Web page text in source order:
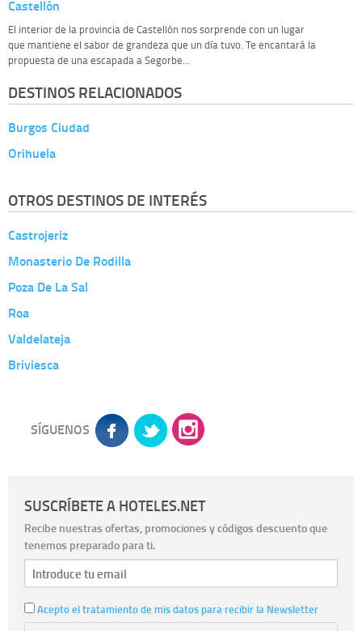
Castellón
El interior de la provincia de Castellón nos sorprende con un lugar
que mantiene el sabor de grandeza que un día tuvo. Te encantará la
propuesta de una escapada a Segorbe...
DESTINOS RELACIONADOS
Burgos Ciudad
Orihuela
OTROS DESTINOS DE INTERÉS
Castrojeriz
Monasterio De Rodilla
Poza De La Sal
Roa
Valdelateja
Briviesca
SÍGUENOS
SUSCRÍBETE A HOTELES.NET
Recibe nuestras ofertas, promociones y códigos descuento que
tenemos preparado para ti.
Acepto el tratamiento de mis datos para recibir la Newsletter